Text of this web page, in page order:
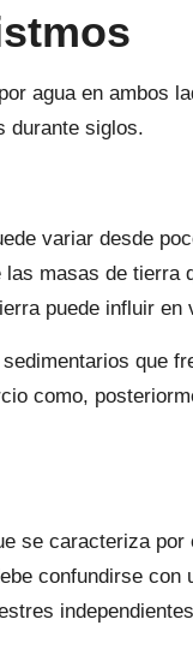
agua en ambos
durante siglos.
variar desde
masas de tierra
puede influir en
que
como,
se caracteriza por
confundirse con